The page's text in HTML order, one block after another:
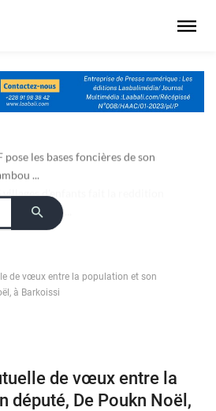
les bases foncières de son
...
de vœux entre la population et son
à Barkoissi
de vœux entre la
député, De Poukn Noël,